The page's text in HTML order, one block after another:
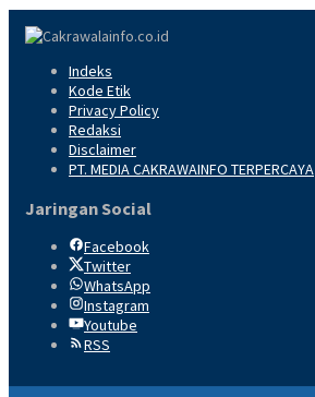
Indeks
Kode Etik
Privacy Policy
Redaksi
Disclaimer
PT. MEDIA CAKRAWAINFO TERPERCAYA
Jaringan Social
Facebook
Twitter
WhatsApp
Instagram
Youtube
RSS